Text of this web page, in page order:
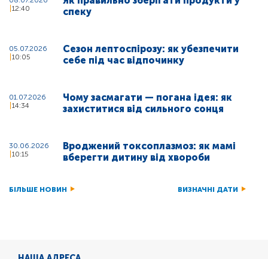
12:40
спеку
05.07.2026
10:05
Сезон лептоспірозу: як убезпечити
себе під час відпочинку
01.07.2026
14:34
Чому засмагати — погана ідея: як
захиститися від сильного сонця
30.06.2026
10:15
Вроджений токсоплазмоз: як мамі
вберегти дитину від хвороби
БІЛЬШЕ НОВИН ВИЗНАЧНІ ДАТИ